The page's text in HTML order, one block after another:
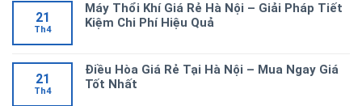
21
Th4
Máy Thổi Khí Giá Rẻ Hà Nội – Giải Pháp Tiết
Kiệm Chi Phí Hiệu Quả
21
Th4
Điều Hòa Giá Rẻ Tại Hà Nội – Mua Ngay Giá
Tốt Nhất